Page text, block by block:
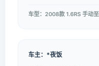
车型：2008款 1.6RS 手动
车主：*夜饭